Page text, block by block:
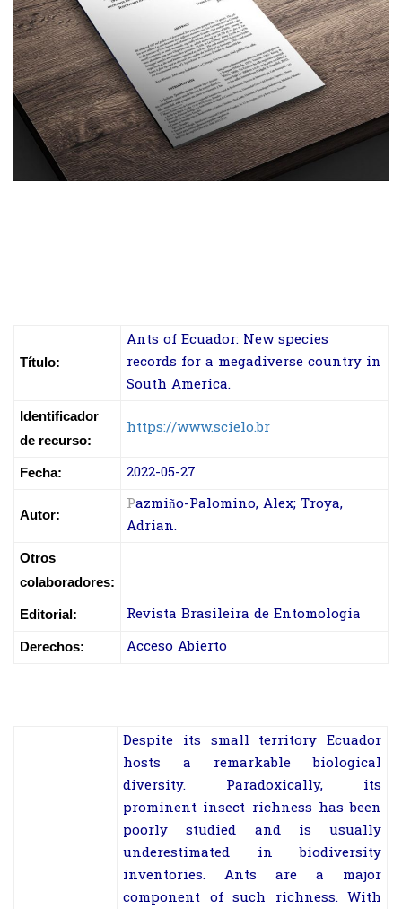
Título:
Ants of Ecuador: New species
records for a megadiverse country in
South America.
Identificador
de recurso:
https://www.scielo.br
Fecha: 2022-05-27
Autor:
Pazmiño-Palomino, Alex; Troya,
Adrian.
Otros
colaboradores:
Editorial: Revista Brasileira de Entomologia
Derechos: Acceso Abierto
Despite its small territory Ecuador
hosts a remarkable biological
diversity. Paradoxically, its
prominent insect richness has been
poorly studied and is usually
underestimated in biodiversity
inventories. Ants are a major
component of such richness. With